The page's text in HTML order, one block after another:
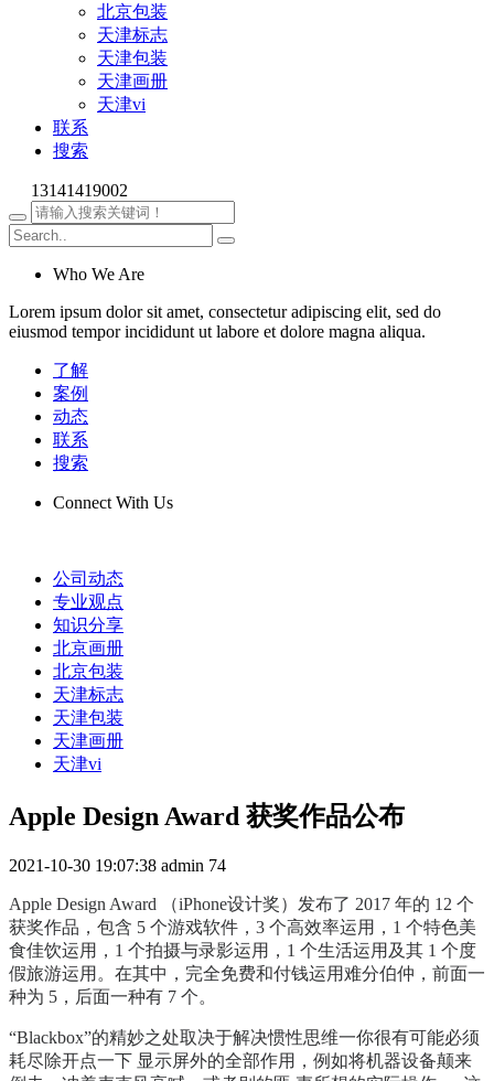
北京包装
天津标志
天津包装
天津画册
天津vi
联系
搜索
13141419002
Who We Are
Lorem ipsum dolor sit amet, consectetur adipiscing elit, sed do
eiusmod tempor incididunt ut labore et dolore magna aliqua.
了解
案例
动态
联系
搜索
Connect With Us
公司动态
专业观点
知识分享
北京画册
北京包装
天津标志
天津包装
天津画册
天津vi
Apple Design Award 获奖作品公布
2021-10-30 19:07:38 admin 74
Apple Design Award （iPhone设计奖）发布了 2017 年的 12 个
获奖作品，包含 5 个游戏软件，3 个高效率运用，1 个特色美
食佳饮运用，1 个拍摄与录影运用，1 个生活运用及其 1 个度
假旅游运用。在其中，完全免费和付钱运用难分伯仲，前面一
种为 5，后面一种有 7 个。
“Blackbox”的精妙之处取决于解决惯性思维一你很有可能必须
耗尽除开点一下 显示屏外的全部作用，例如将机器设备颠来